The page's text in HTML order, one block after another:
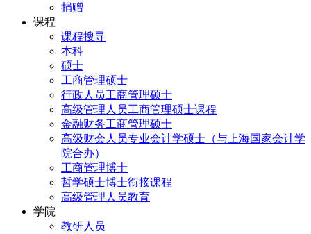
捐赠
课程
课程搜寻
本科
硕士
工商管理硕士
行政人员工商管理硕士
高级管理人员工商管理硕士课程
金融财务工商管理硕士
高级财会人员专业会计学硕士（与上海国家会计学
院合办）
工商管理博士
哲学硕士博士衔接课程
高级管理人员教育
学院
教研人员